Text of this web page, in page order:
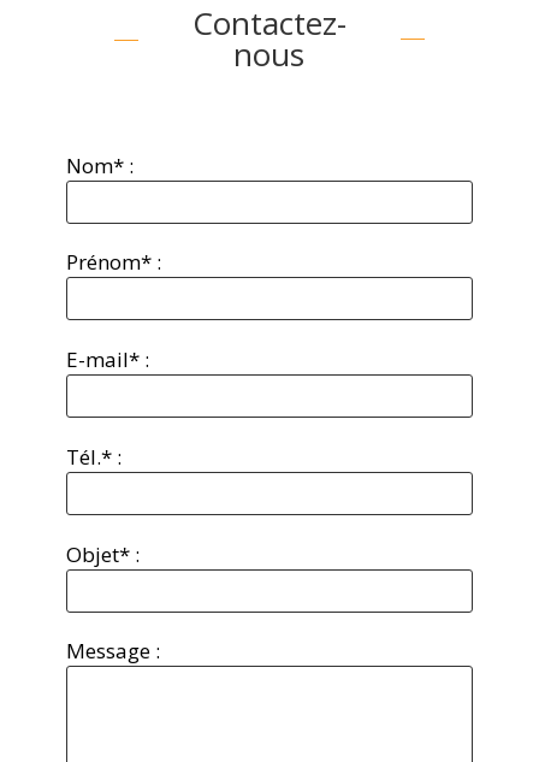
Contactez-
nous
Nom* :
Prénom* :
E-mail* :
Tél.* :
Objet* :
Message :